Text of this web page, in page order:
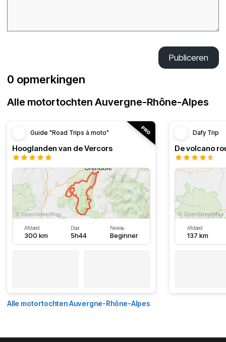
Publiceren
0 opmerkingen
Alle motortochten Auvergne-Rhône-Alpes
Guide "Road Trips à moto"
Hooglanden van de Vercors
Afstand
300 km
Duur
5h44
Niveau
Beginner
Dafy Trip
De volcano
Afstand
137 km
Alle motortochten Auvergne-Rhône-Alpes